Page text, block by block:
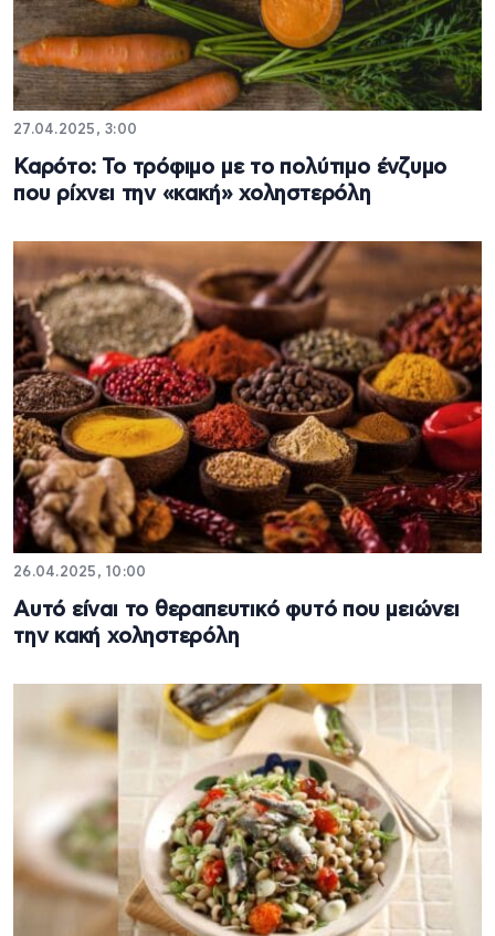
27.04.2025, 3:00
Καρότο: Το τρόφιμο με το πολύτιμο ένζυμο
που ρίχνει την «κακή» χοληστερόλη
26.04.2025, 10:00
Αυτό είναι το θεραπευτικό φυτό που μειώνει
την κακή χοληστερόλη